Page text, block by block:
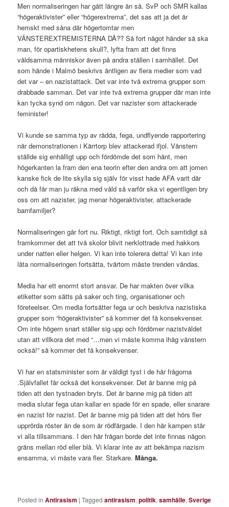
Men normaliseringen har gått längre än så. SvP och SMR kallas
“högeraktivister” eller “högerextrema”, det sas att ja det är
hemskt med såna där högertomtar men
VÄNSTEREXTREMISTERNA DÅ?? Så fort något händer så ska
man, för opartiskhetens skull?, lyfta fram att det finns
våldsamma människor även på andra ställen i samhället. Det
som hände i Malmö beskrivs äntligen av flera medier som vad
det var – en nazistattack. Det var inte två extrema grupper som
drabbade samman. Det var inte två extrema grupper där man inte
kan tycka synd om någon. Det var nazister som attackerade
feminister!
Vi kunde se samma typ av rädda, fega, undflyende rapportering
när demonstrationen i Kärrtorp blev attackerad ifjol. Vänstern
ställde sig enhälligt upp och fördömde det som hänt, men
högerkanten la fram den ena teorin efter den andra om att jomen
kanske fick de lite skylla sig själv för visst hade AFA varit där
och då får man ju räkna med våld så varför ska vi egentligen bry
oss om att nazister, jag menar högeraktivister, attackerade
barnfamiljer?
Normaliseringen går fort nu. Riktigt, riktigt fort. Och samtidigt så
framkommer det att två skolor blivit nerklottrade med hakkors
under natten eller helgen. Vi kan inte tolerera detta! Vi kan inte
låta normaliseringen fortsätta, tvärtom måste trenden vändas.
Media har ett enormt stort ansvar. De har makten över vilka
etiketter som sätts på saker och ting, organisationer och
företeelser. Om media fortsätter fega ur och beskriva nazistiska
grupper som “högeraktivister” så kommer det få konsekvenser.
Om inte högern snart ställer sig upp och fördömer nazistvåldet
utan att villkora det med “…men vi måste komma ihåg vänstern
också!” så kommer det få konsekvenser.
Vi har en statsminister som är väldigt tyst i de här frågorna
.Självfallet får också det konsekvenser. Det är banne mig på
tiden att den tystnaden bryts. Det är banne mig på tiden att
media slutar fega utan kallar en spade för en spade, eller snarare
en nazist för nazist. Det är banne mig på tiden att det hörs fler
upprörda röster än de som är rödfärgade. I den här kampen står
vi alla tillsammans. I den här frågan borde det inte finnas någon
gräns mellan röd eller blå. Vi klarar inte av att bekämpa nazism
ensamma, vi måste vara fler. Starkare. Många.
Posted in Antirasism |Tagged antirasism,politik,samhälle,Sverige